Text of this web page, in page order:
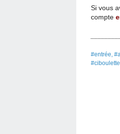
Si vous
compte
#entrée,